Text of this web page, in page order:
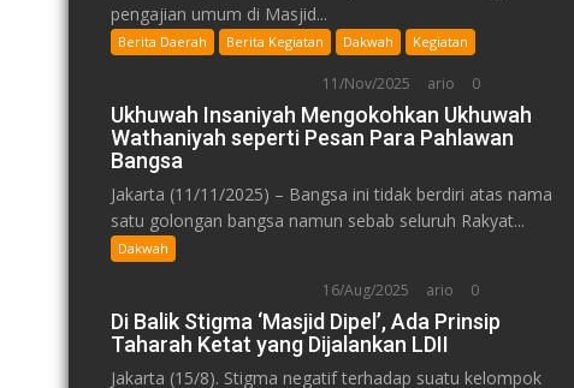
pengajian umum di Masjid...
Berita Daerah Berita Kegiatan Dakwah Kegiatan
11/Nov/2025 ario 0
Ukhuwah Insaniyah Mengokohkan Ukhuwah
Wathaniyah seperti Pesan Para Pahlawan
Bangsa
Jakarta (11/11/2025) – Bangsa ini tidak berdiri atas nama
satu golongan bangsa namun sebab seluruh Rakyat...
Dakwah
16/Aug/2025 ario 0
Di Balik Stigma ‘Masjid Dipel’, Ada Prinsip
Taharah Ketat yang Dijalankan LDII
Jakarta (15/8). Stigma negatif terhadap suatu kelompok